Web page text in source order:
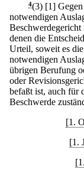
4(3) [1]
notwendigen
Beschwerdegericht
denen die
Urteil, soweit es
notwendigen
übrigen Berufung
oder
befaßt ist, auch für
Beschwerde
[1.
[1.